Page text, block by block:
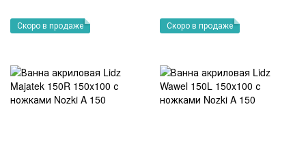
Скоро в продаже Скоро в продаже